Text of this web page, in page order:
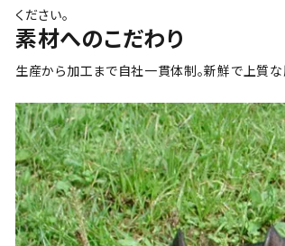
ください。
素材へのこだわり
生産から加工まで自社一貫体制。新鮮で上質